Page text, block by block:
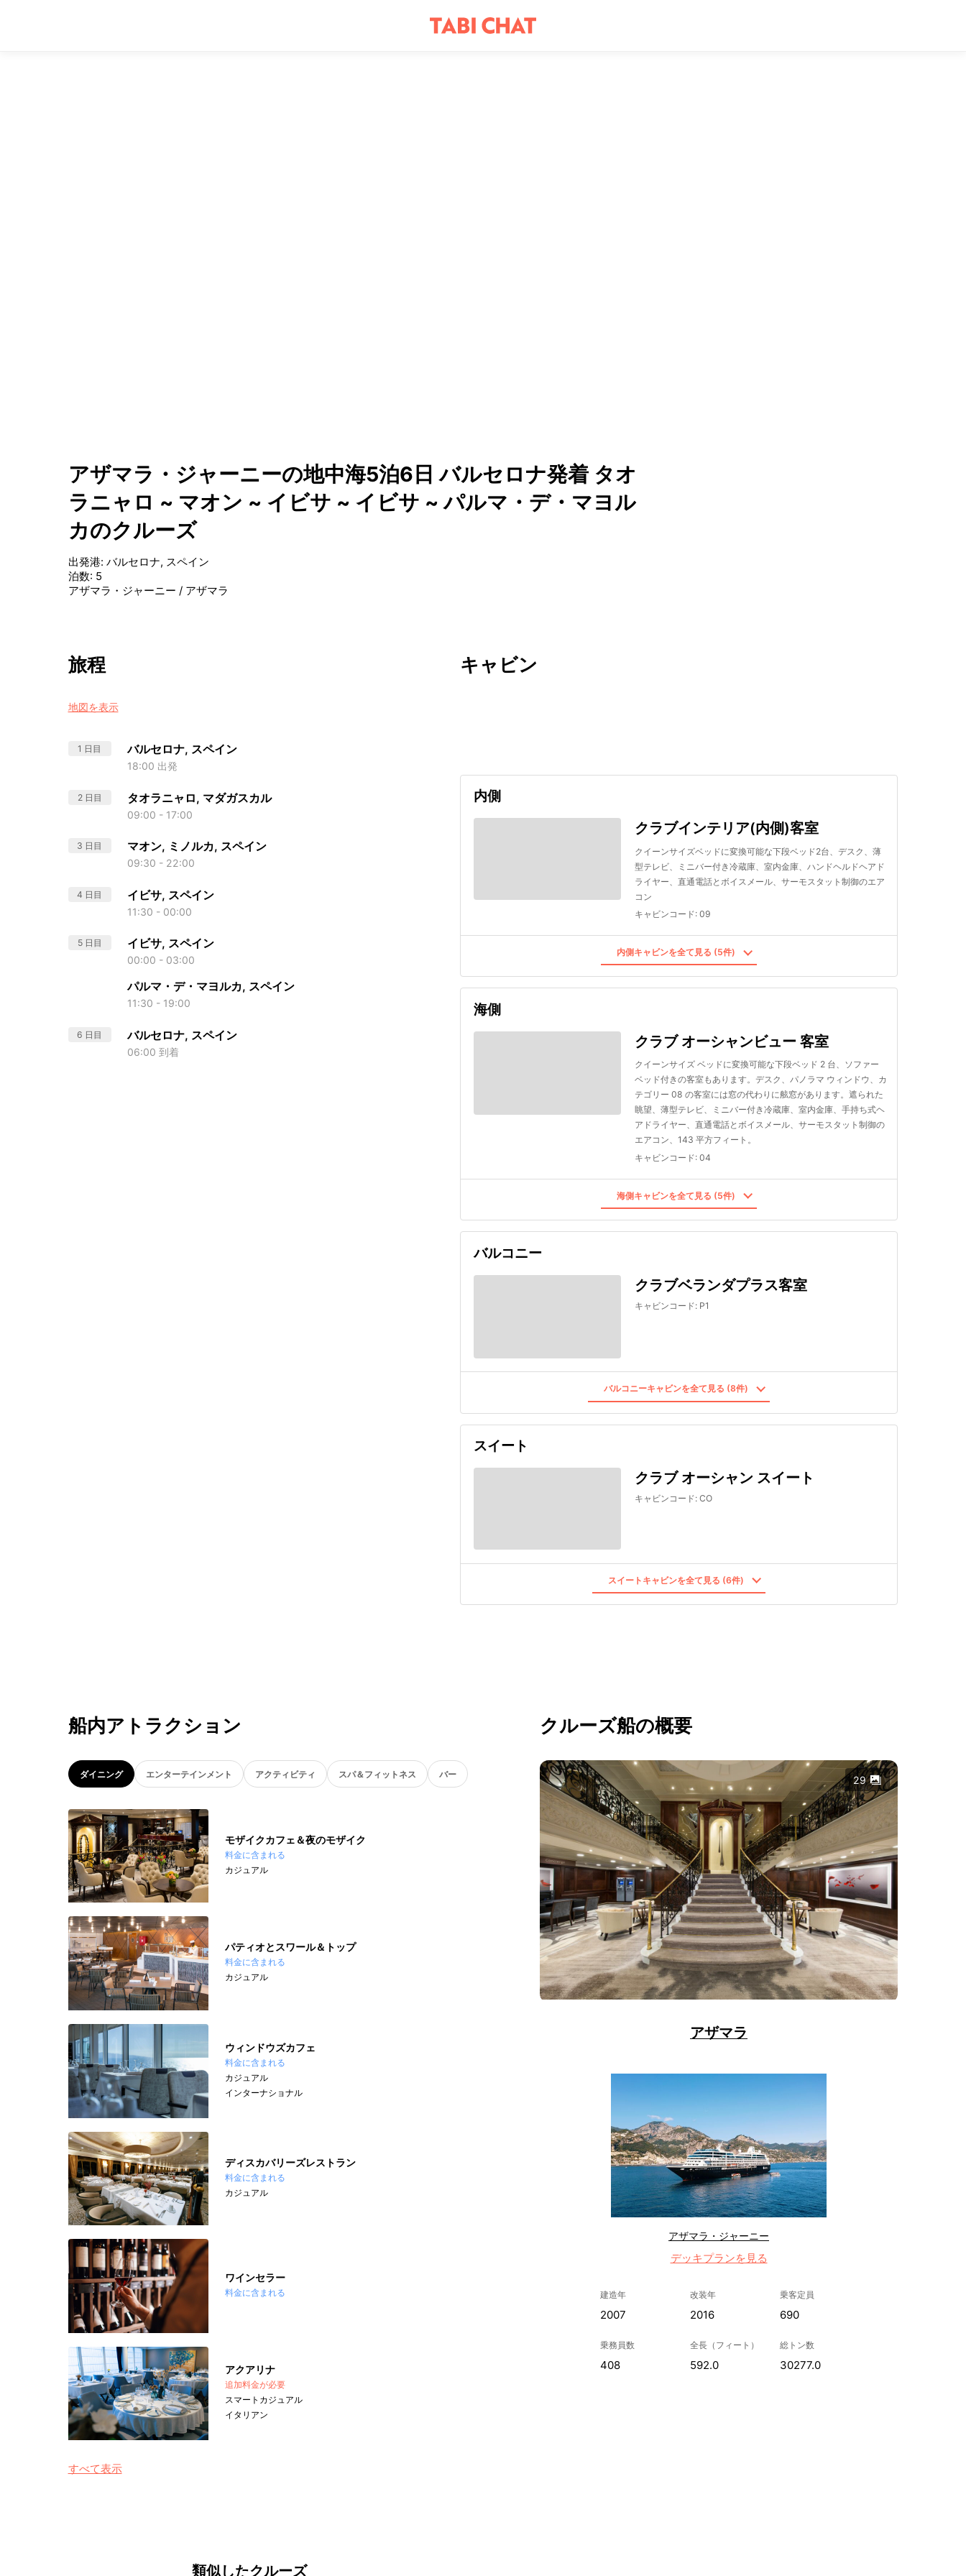
アザマラ・ジャーニーの地中海5泊6日 バルセロナ発着 タオ
ラニャロ ~ マオン ~ イビサ ~ イビサ ~ パルマ・デ・マヨル
カのクルーズ
出発港: バルセロナ, スペイン
泊数: 5
アザマラ・ジャーニー / アザマラ
旅程
地図を表示
1 日目 バルセロナ, スペイン
18:00 出発
2 日目 タオラニャロ, マダガスカル
09:00 - 17:00
3 日目 マオン, ミノルカ, スペイン
09:30 - 22:00
4 日目 イビサ, スペイン
11:30 - 00:00
5 日目 イビサ, スペイン
00:00 - 03:00
パルマ・デ・マヨルカ, スペイン
11:30 - 19:00
6 日目 バルセロナ, スペイン
06:00 到着
キャビン
内側
クラブインテリア(内側)客室
クイーンサイズベッドに変換可能な下段ベッド2台、デスク、薄
型テレビ、ミニバー付き冷蔵庫、室内金庫、ハンドヘルドヘアド
ライヤー、直通電話とボイスメール、サーモスタット制御のエア
コン
キャビンコード: 09
内側キャビンを全て見る (5件)
海側
クラブ オーシャンビュー 客室
クイーンサイズ ベッドに変換可能な下段ベッド 2 台、ソファー
ベッド付きの客室もあります。デスク、パノラマ ウィンドウ、カ
テゴリー 08 の客室には窓の代わりに舷窓があります。遮られた
眺望、薄型テレビ、ミニバー付き冷蔵庫、室内金庫、手持ち式ヘ
アドライヤー、直通電話とボイスメール、サーモスタット制御の
エアコン、143 平方フィート。
キャビンコード: 04
海側キャビンを全て見る (5件)
バルコニー
クラブベランダプラス客室
キャビンコード: P1
バルコニーキャビンを全て見る (8件)
スイート
クラブ オーシャン スイート
キャビンコード: CO
スイートキャビンを全て見る (6件)
船内アトラクション
ダイニング エンターテインメント アクティビティ スパ＆フィットネス バー
モザイクカフェ＆夜のモザイク
料金に含まれる
カジュアル
パティオとスワール＆トップ
料金に含まれる
カジュアル
ウィンドウズカフェ
料金に含まれる
カジュアル
インターナショナル
ディスカバリーズレストラン
料金に含まれる
カジュアル
ワインセラー
料金に含まれる
アクアリナ
追加料金が必要
スマートカジュアル
イタリアン
すべて表示
クルーズ船の概要
29
アザマラ
アザマラ・ジャーニー
デッキプランを見る
建造年
2007
改装年
2016
乗客定員
690
乗務員数
408
全長（フィート）
592.0
総トン数
30277.0
類似したクルーズ